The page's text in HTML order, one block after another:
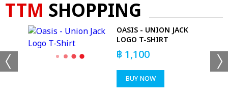
TTM SHOPPING
OASIS - UNION JACK
LOGO T-SHIRT
฿ 1,100
BUY NOW